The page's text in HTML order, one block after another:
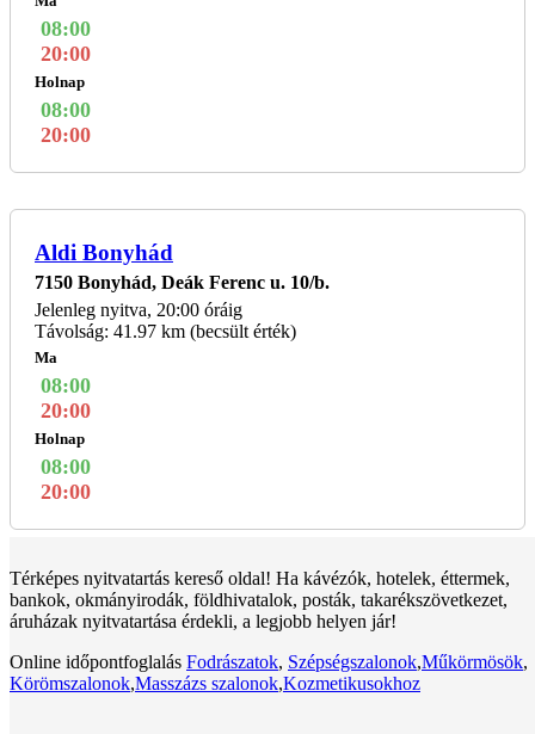
08:00
20:00
Holnap
08:00
20:00
Aldi Bonyhád
7150 Bonyhád, Deák Ferenc u. 10/b.
Jelenleg nyitva, 20:00 óráig
Távolság: 41.97 km (becsült érték)
Ma
08:00
20:00
Holnap
08:00
20:00
Térképes nyitvatartás kereső oldal! Ha kávézók, hotelek, éttermek,
bankok, okmányirodák, földhivatalok, posták, takarékszövetkezet,
áruházak nyitvatartása érdekli, a legjobb helyen jár!
Online időpontfoglalás Fodrászatok, Szépségszalonok,Műkörmösök,
Körömszalonok,Masszázs szalonok,Kozmetikusokhoz